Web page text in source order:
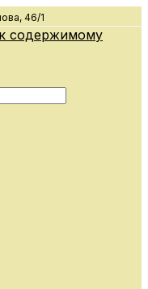
46/1
содержимому